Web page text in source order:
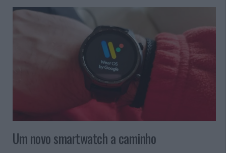
Um novo smartwatch a caminho